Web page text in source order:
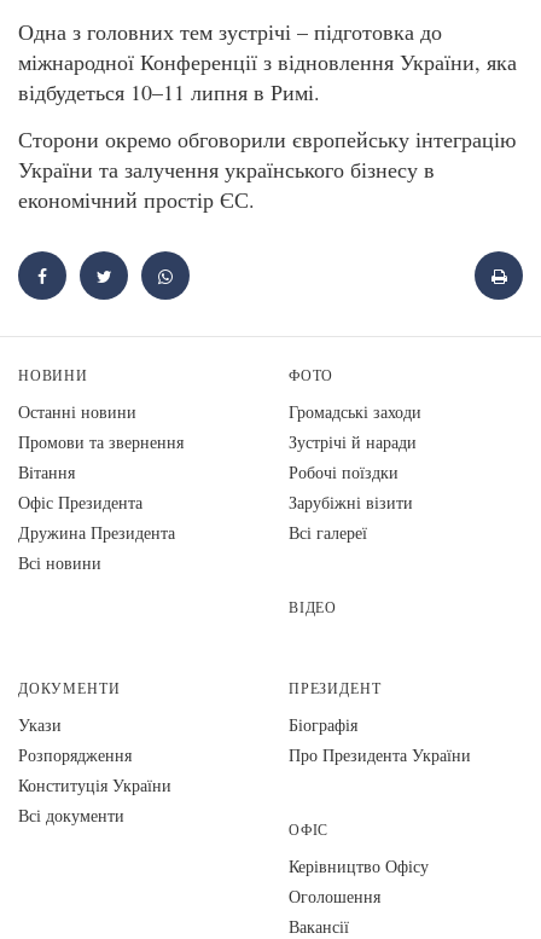
Одна з головних тем зустрічі – підготовка до
міжнародної Конференції з відновлення України, яка
відбудеться 10–11 липня в Римі.
Сторони окремо обговорили європейську інтеграцію
України та залучення українського бізнесу в
економічний простір ЄС.
НОВИНИ
Останні новини
Промови та звернення
Вiтання
Офіс Президента
Дружина Президента
Всі новини
ФОТО
Громадські заходи
Зустрічі й наради
Робочі поїздки
Зарубіжні візити
Всі галереї
ВІДЕО
ДОКУМЕНТИ
Укази
Розпорядження
Конституція України
Всі документи
ПРЕЗИДЕНТ
Біографія
Про Президента України
ОФІС
Керівництво Офісу
Оголошення
Вакансії